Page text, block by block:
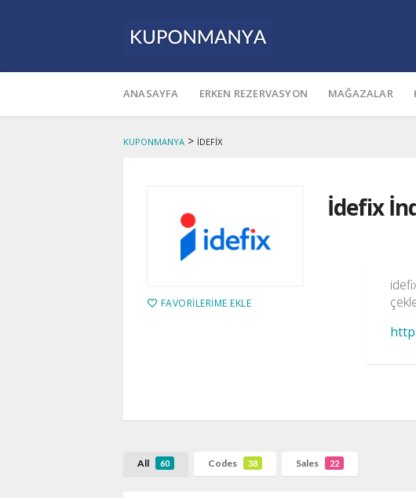
to
ANASAYFA ERKEN REZERVASYON MAĞAZALAR
KUPONMANYA > İDEFIX
FAVORILERIME EKLE
İdefix
All 60 Codes 38 Sales 22